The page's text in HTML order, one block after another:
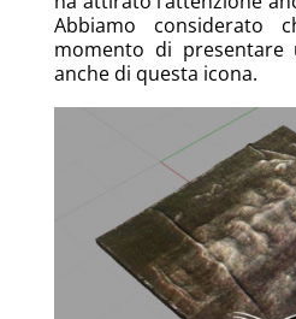
Abbiamo considerato
momento di presentare
anche di questa icona.